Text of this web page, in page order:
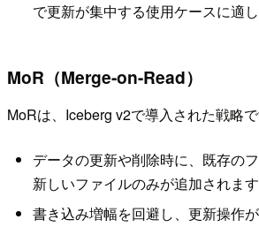
で更新が集中する使用ケースに適し
MoR（Merge-on-Read）
MoRは、Iceberg v2で導入された戦略で
データの更新や削除時に、既存のフ
新しいファイルのみが追加されます
書き込み増幅を回避し、更新操作が